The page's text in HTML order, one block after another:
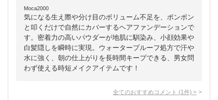
Moca2000
気になる生え際や分け目のボリューム不足を、ポンポン
と叩くだけで自然にカバーするヘアファンデーションで
す。密着力の高いパウダーが地肌に馴染み、小顔効果や
白髪隠しを瞬時に実現。ウォータープルーフ処方で汗や
水に強く、朝の仕上がりを長時間キープできる、男女問
わず使える時短メイクアイテムです！
全てのおすすめコメント (1 件) >